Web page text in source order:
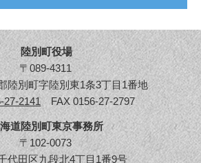
陸別町役場
〒089-4311
陸別町字陸別東1条3丁目1番地
27-2141FAX 0156-27-2797
道陸別町東京事務所
〒102-0073
代田区九段北4丁目1番9号